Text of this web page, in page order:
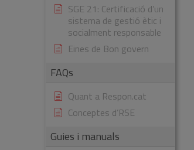
SGE 21: Certificació d’un
sistema de gestió ètic i
socialment responsable
Eines de Bon govern
FAQs
Quant a Respon.cat
Conceptes d’RSE
Guies i manuals